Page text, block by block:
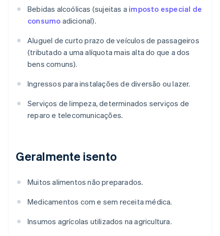
Bebidas alcoólicas (sujeitas a imposto especial de
consumo adicional).
Aluguel de curto prazo de veículos de passageiros
(tributado a uma alíquota mais alta do que a dos
bens comuns).
Ingressos para instalações de diversão ou lazer.
Serviços de limpeza, determinados serviços de
reparo e telecomunicações.
Geralmente isento
Muitos alimentos não preparados.
Medicamentos com e sem receita médica.
Insumos agrícolas utilizados na agricultura.